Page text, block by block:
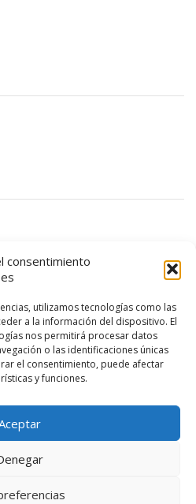
consentimiento
utilizamos tecnologías como las
a la información del dispositivo. El
nos permitirá procesar datos
o las identificaciones únicas
el consentimiento, puede afectar
y funciones.
– Todos los derechos reservados